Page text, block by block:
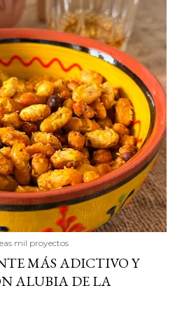
mil proyectos
MÁS ADICTIVO Y
ALUBIA DE LA